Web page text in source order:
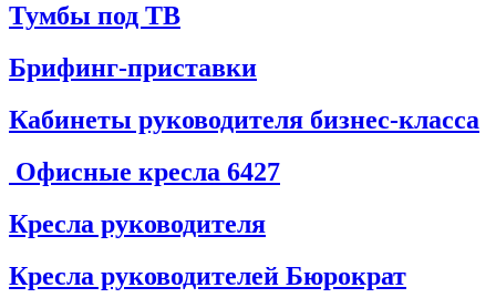
Тумбы под ТВ
Брифинг-приставки
Кабинеты руководителя бизнес-класса
Офисные кресла 6427
Кресла руководителя
Кресла руководителей Бюрократ